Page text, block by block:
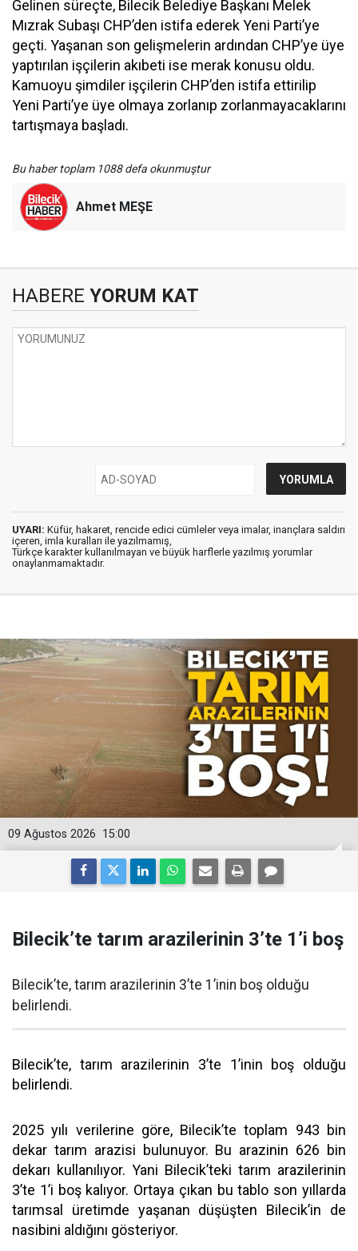
Gelinen süreçte, Bilecik Belediye Başkanı Melek
Mızrak Subaşı CHP’den istifa ederek Yeni Parti’ye
geçti. Yaşanan son gelişmelerin ardından CHP’ye üye
yaptırılan işçilerin akıbeti ise merak konusu oldu.
Kamuoyu şimdiler işçilerin CHP’den istifa ettirilip
Yeni Parti’ye üye olmaya zorlanıp zorlanmayacaklarını
tartışmaya başladı.
Bu haber toplam 1088 defa okunmuştur
Ahmet MEŞE
HABERE YORUM KAT
UYARI: Küfür, hakaret, rencide edici cümleler veya imalar, inançlara saldırı
içeren, imla kuralları ile yazılmamış,
Türkçe karakter kullanılmayan ve büyük harflerle yazılmış yorumlar
onaylanmamaktadır.
15:00
09 Ağustos 2026
Bilecik’te tarım arazilerinin 3’te 1’i boş
Bilecik’te, tarım arazilerinin 3’te 1’inin boş olduğu
belirlendi.
Bilecik’te, tarım arazilerinin 3’te 1’inin boş olduğu
belirlendi.
2025 yılı verilerine göre, Bilecik’te toplam 943 bin
dekar tarım arazisi bulunuyor. Bu arazinin 626 bin
dekarı kullanılıyor. Yani Bilecik’teki tarım arazilerinin
3’te 1’i boş kalıyor. Ortaya çıkan bu tablo son yıllarda
tarımsal üretimde yaşanan düşüşten Bilecik’in de
nasibini aldığını gösteriyor.